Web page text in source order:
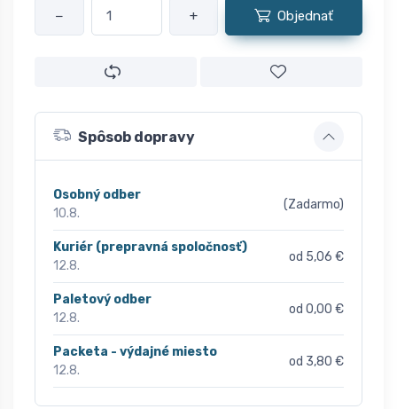
− + Objednať
Spôsob dopravy
Osobný odber
10.8.
(Zadarmo)
Kuriér (prepravná spoločnosť)
12.8.
od 5,06 €
Paletový odber
12.8.
od 0,00 €
Packeta - výdajné miesto
12.8.
od 3,80 €